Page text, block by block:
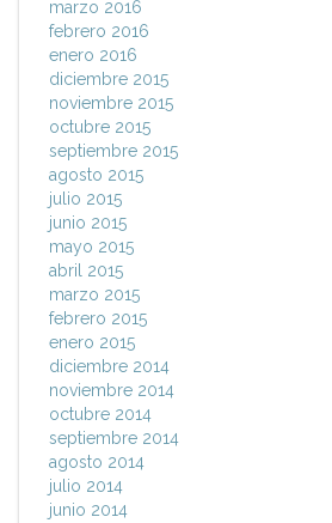
marzo 2016
febrero 2016
enero 2016
diciembre 2015
noviembre 2015
octubre 2015
septiembre 2015
agosto 2015
julio 2015
junio 2015
mayo 2015
abril 2015
marzo 2015
febrero 2015
enero 2015
diciembre 2014
noviembre 2014
octubre 2014
septiembre 2014
agosto 2014
julio 2014
junio 2014